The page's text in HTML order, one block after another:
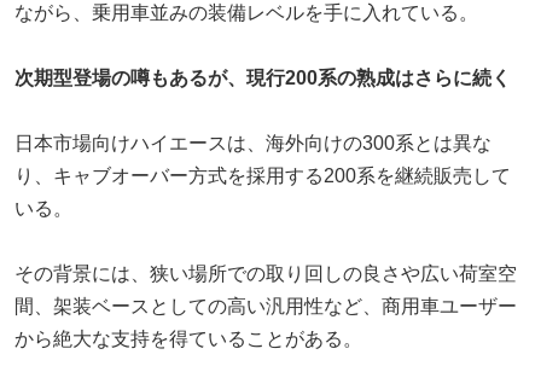
ながら、乗用車並みの装備レベルを手に入れている。
次期型登場の噂もあるが、 現行200系の熟成はさらに続く
日本市場向けハイエースは、海外向けの300系とは異な
り、キャブオーバー方式を採用する200系を継続販売して
いる。
その背景には、狭い場所での取り回しの良さや広い荷室空
間、架装ベースとしての高い汎用性など、商用車ユーザー
から絶大な支持を得ていることがある。